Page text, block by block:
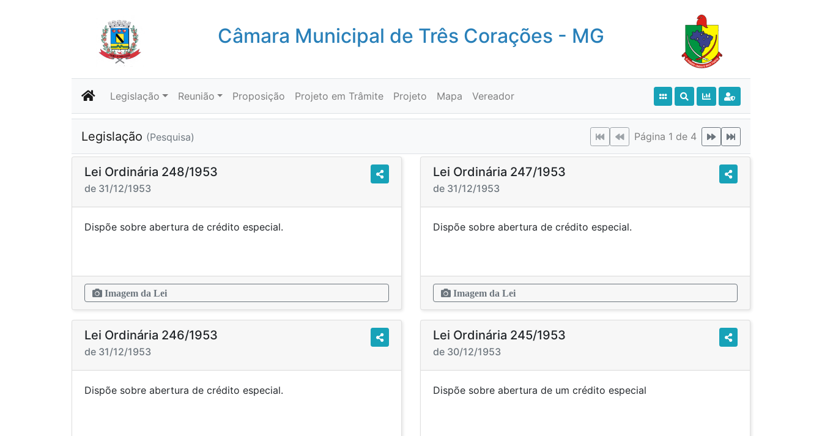
Câmara Municipal de Três Corações - MG
Legislação Reunião Proposição Projeto em Trâmite Projeto Mapa Vereador
Legislação (Pesquisa) Página 1 de 4
Lei Ordinária 248/1953
de 31/12/1953
Dispõe sobre abertura de crédito especial.
Imagem da Lei
Lei Ordinária 247/1953
de 31/12/1953
Dispõe sobre abertura de crédito especial.
Imagem da Lei
Lei Ordinária 246/1953
de 31/12/1953
Dispõe sobre abertura de crédito especial.
Lei Ordinária 245/1953
de 30/12/1953
Dispõe sobre abertura de um crédito especial